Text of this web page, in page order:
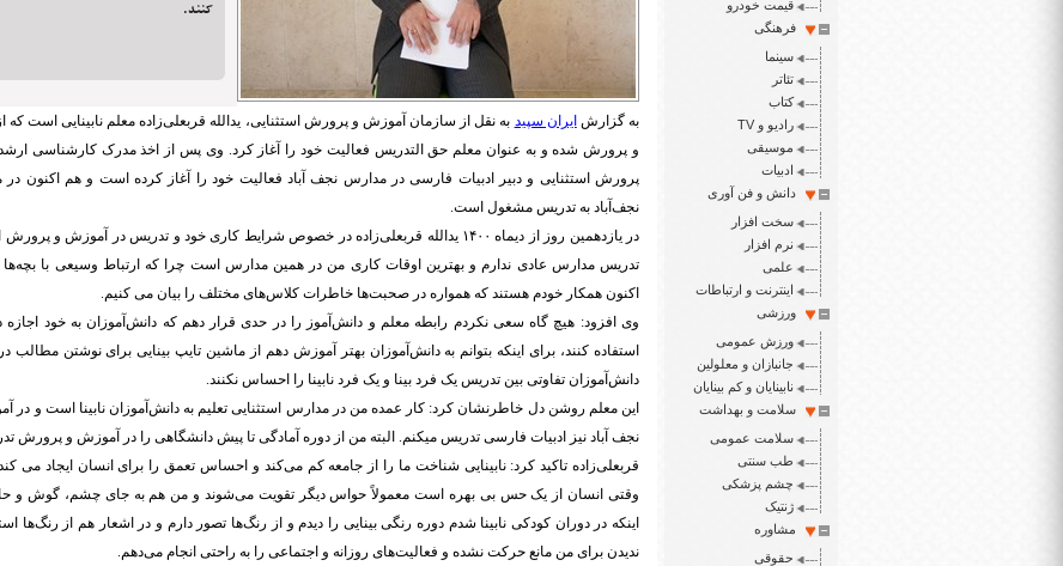
قیمت خودرو
فرهنگی
سینما
تئاتر
کتاب
رادیو و TV
موسیقی
ادبیات
دانش و فن آوری
سخت افزار
نرم افزار
علمی
اینترنت و ارتباطات
ورزشی
ورزش عمومی
جانبازان و معلولین
نابینایان و کم بینایان
سلامت و بهداشت
سلامت عمومی
طب سنتی
چشم پزشکی
ژنتیک
مشاوره
حقوقی
کنند.
به گزارش ایران سپید
و پرورش شده و به عنوان معلم حق التدریس فعالیت خود را آغاز کرد. وی پس از اخذ مدرک کارشناسی
پرورش استثنایی و دبیر ادبیات فارسی در مدارس نجف آباد فعالیت خود را آغاز کرده است و هم اکنون در
نجف‌آباد به تدریس مشغول است.
در یازدهمین روز از دیماه ۱۴۰۰ یدالله قربعلی‌زاده در خصوص شرایط کاری خود و تدریس در آموزش
تدریس مدارس عادی ندارم و بهترین اوقات کاری من در همین مدارس است چرا که ارتباط وسیعی با بچه‌ها
اکنون همکار خودم هستند که همواره در صحبت‌ها خاطرات کلاس‌های مختلف را بیان می کنیم.
وی افزود: هیچ گاه سعی نکردم رابطه معلم و دانش‌آموز را در حدی قرار دهم که دانش‌آموزان به خود اجازه
استفاده کنند، برای اینکه بتوانم به دانش‌آموزان بهتر آموزش دهم از ماشین تایپ بینایی برای نوشتن
دانش‌آموزان تفاوتی بین تدریس یک فرد بینا و یک فرد نابینا را احساس نکنند.
این معلم روشن دل خاطرنشان کرد: کار عمده من در مدارس استثنایی تعلیم به دانش‌آموزان نابینا است و در
نجف آباد نیز ادبیات فارسی تدریس میکنم. البته من از دوره آمادگی تا پیش دانشگاهی را در آموزش و پرورش
قربعلی‌زاده تاکید کرد: نابینایی شناخت ما را از جامعه کم می‌کند و احساس تعمق را برای انسان ایجاد می
وقتی انسان از یک حس بی بهره است معمولاً حواس دیگر تقویت می‌شوند و من هم به جای چشم، گوش و
اینکه در دوران کودکی نابینا شدم دوره رنگی بینایی را دیدم و از رنگ‌ها تصور دارم و در اشعار هم از رنگ‌ها
ندیدن برای من مانع حرکت نشده و فعالیت‌های روزانه و اجتماعی را به راحتی انجام می‌دهم.